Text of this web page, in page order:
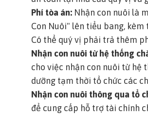
Phí tòa án: Nhận con nuôi là
Con Nuôi" lên tiểu bang, kèm
Có thể quý vị phải trả thêm
Nhận con nuôi từ hệ thống
cho việc nhận con nuôi từ hệ
dưỡng tạm thời tổ chức các
Nhận con nuôi thông qua tổ
để cung cấp hỗ trợ tài chính